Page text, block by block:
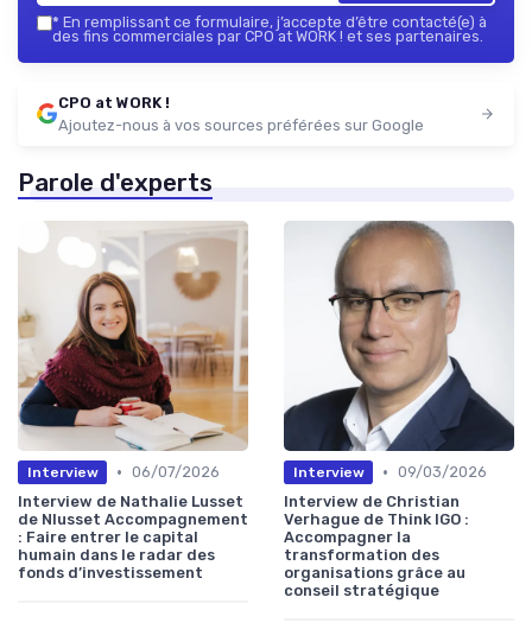
* En remplissant ce formulaire, j’accepte d’être contacté(e) à
des fins commerciales par CPO at WORK ! et ses partenaires.
CPO at WORK !
Ajoutez-nous à vos sources préférées sur Google
Parole d'experts
Interview • 06/07/2026
Interview de Nathalie Lusset
de Nlusset Accompagnement
: Faire entrer le capital
humain dans le radar des
fonds d’investissement
Interview • 09/03/2026
Interview de Christian
Verhague de Think IGO :
Accompagner la
transformation des
organisations grâce au
conseil stratégique